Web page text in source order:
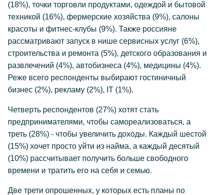
(18%), точки торговли продуктами, одеждой и бытовой
техникой (16%), фермерские хозяйства (9%), салоны
красоты и фитнес-клубы (9%). Также россияне
рассматривают запуск в нише сервисных услуг (6%),
строительства и ремонта (5%), детского образования и
развлечений (4%), автобизнеса (4%), медицины (4%).
Реже всего респонденты выбирают гостиничный
бизнес (2%), рекламу (2%), IT (1%).
Четверть респондентов (27%) хотят стать
предпринимателями, чтобы самореализоваться, а
треть (28%) - чтобы увеличить доходы. Каждый шестой
(15%) хочет просто уйти из найма, а каждый десятый
(10%) рассчитывает получить больше свободного
времени и тратить его на себя и семью.
Две трети опрошенных, у которых есть планы по